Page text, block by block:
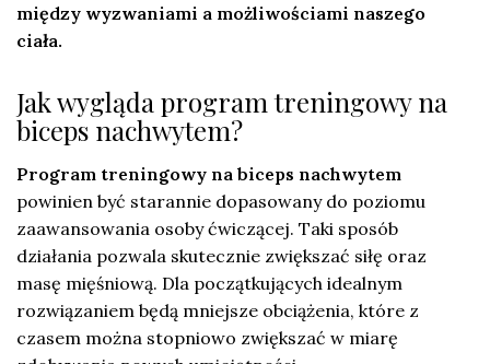
między wyzwaniami a możliwościami naszego
ciała.
Jak wygląda program treningowy na
biceps nachwytem?
Program treningowy na biceps nachwytem
powinien być starannie dopasowany do poziomu
zaawansowania osoby ćwiczącej. Taki sposób
działania pozwala skutecznie zwiększać siłę oraz
masę mięśniową. Dla początkujących idealnym
rozwiązaniem będą mniejsze obciążenia, które z
czasem można stopniowo zwiększać w miarę